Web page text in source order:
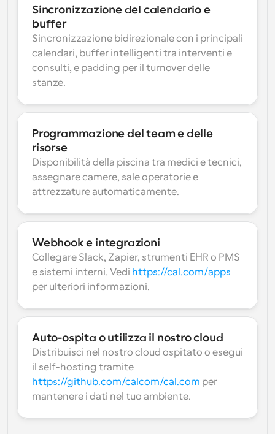
Sincronizzazione del calendario e
buffer
Sincronizzazione bidirezionale con i principali
calendari, buffer intelligenti tra interventi e
consulti, e padding per il turnover delle
stanze.
Programmazione del team e delle
risorse
Disponibilità della piscina tra medici e tecnici,
assegnare camere, sale operatorie e
attrezzature automaticamente.
Webhook e integrazioni
Collegare Slack, Zapier, strumenti EHR o PMS
e sistemi interni. Vedi https://cal.com/apps
per ulteriori informazioni.
Auto-ospita o utilizza il nostro cloud
Distribuisci nel nostro cloud ospitato o esegui
https://github.com/calcom/cal.com per
mantenere i dati nel tuo ambiente.